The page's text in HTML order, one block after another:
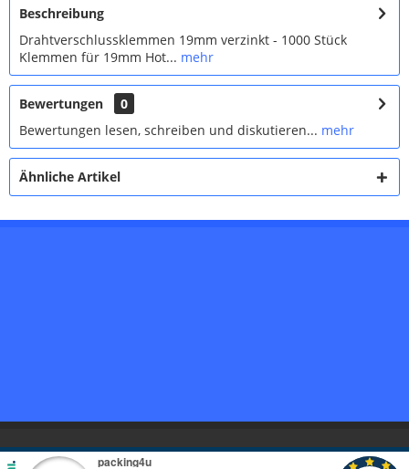
Beschreibung
Drahtverschlussklemmen 19mm verzinkt - 1000 Stück
Klemmen für 19mm Hot... mehr
Bewertungen
0
Bewertungen lesen, schreiben und diskutieren... mehr
Ähnliche Artikel